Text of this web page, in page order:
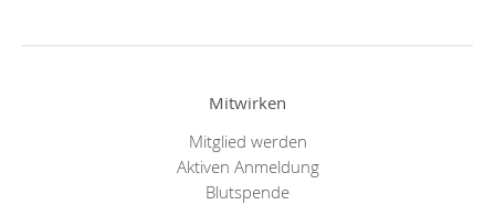
Mitwirken
Mitglied werden
Aktiven Anmeldung
Blutspende